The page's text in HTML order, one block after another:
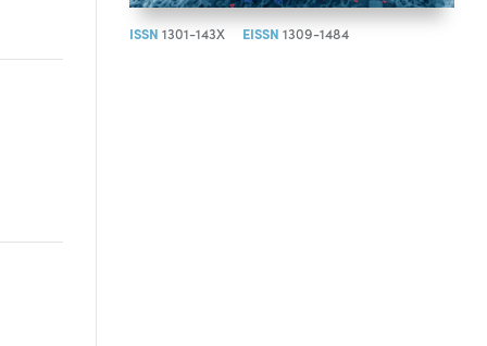
ISSN 1301-143X EISSN 1309-1484